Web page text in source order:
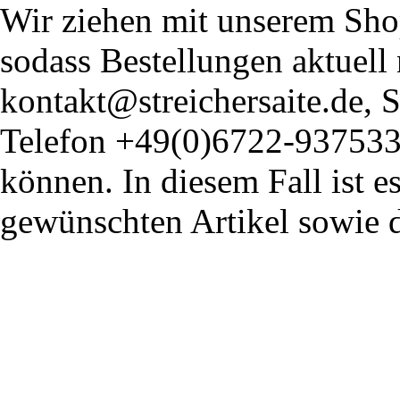
Wir ziehen mit unserem
sodass Bestellungen
kontakt@streichersaite.de,
Telefon +49(0)6722-
können. In diesem Fall ist
gewünschten Artikel sowie